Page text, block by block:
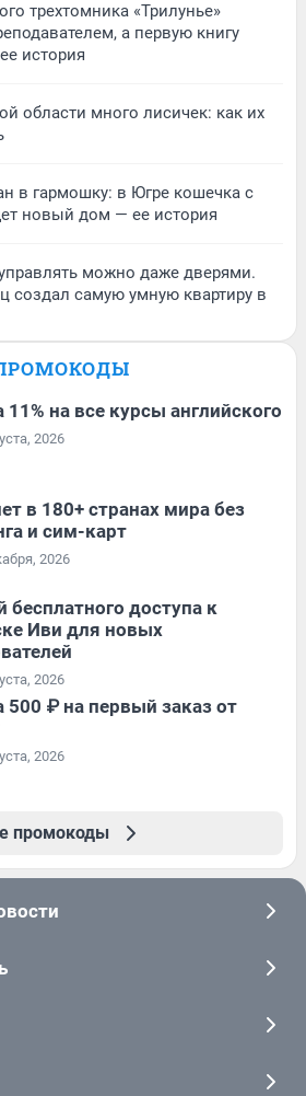
трехтомника «Трилунье»
а первую книгу
история
области много лисичек: как их
в гармошку: в Югре кошечка с
новый дом — ее история
можно даже дверями.
создал самую умную квартиру в
11% на все курсы английского
2026
в 180+ странах мира без
и сим-карт
2026
бесплатного доступа к
Иви для новых
2026
500 ₽ на первый заказ от
2026
промокоды